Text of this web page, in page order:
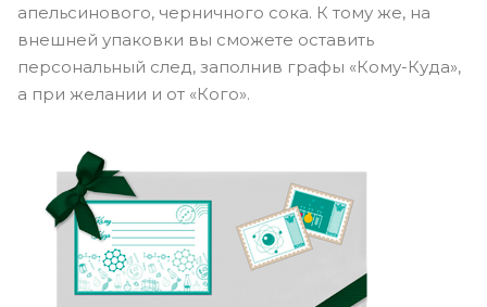
апельсинового, черничного сока. К тому же, на
внешней упаковки вы сможете оставить
персональный след, заполнив графы «Кому-Куда»,
а при желании и от «Кого».